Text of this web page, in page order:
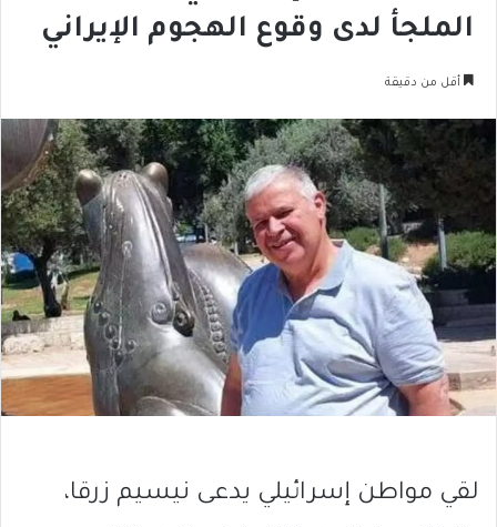
الملجأ لدى وقوع الهجوم الإيراني
أقل من دقيقة
لقي مواطن إسرائيلي يدعى نيسيم زرقا،